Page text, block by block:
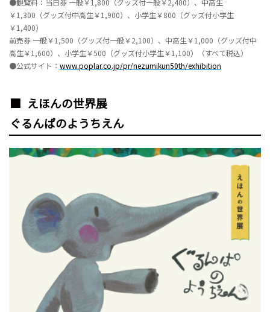
￥1,300（グッズ付中高生￥1,900）、小学生￥800（グッズ付小学生
￥1,400）
前売券 一般￥1,500（グッズ付一般￥2,100）、中高生￥1,000（グッズ付中
高生￥1,600）、小学生￥500（グッズ付小学生￥1,100）（すべて税込）
●公式サイト： www.poplar.co.jp/pr/nezumikun50th/exhibition
えほんの世界展
ぐるんぱのようちえん